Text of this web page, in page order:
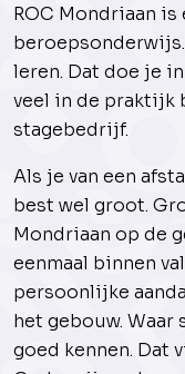
ROC Mondriaan
leren. Dat doe je
veel in de praktijk
stagebedrijf.
Als je van een
best wel groot.
Mondriaan op de
eenmaal binnen
persoonlijke
het gebouw.
goed kennen. Dat